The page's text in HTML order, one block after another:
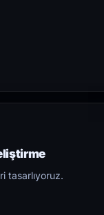
tasarlıyoruz.